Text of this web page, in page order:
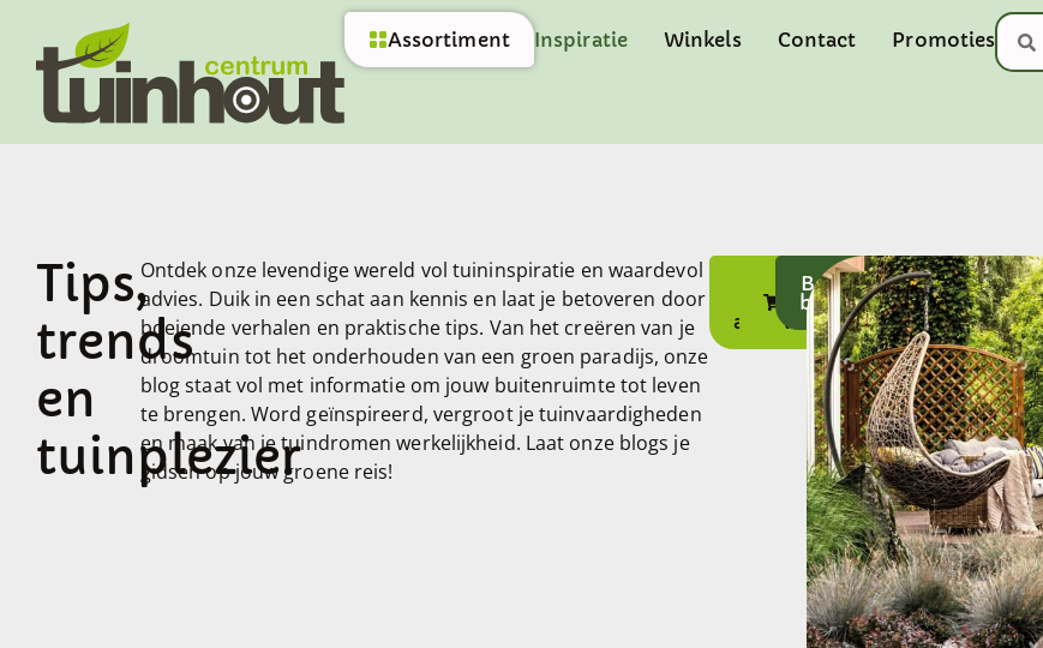
Assortiment Inspiratie Winkels Contact Promoties
Tips,
trends
en
tuinplezier
Ontdek onze levendige wereld vol tuininspiratie en waardevol
advies. Duik in een schat aan kennis en laat je betoveren door
boeiende verhalen en praktische tips. Van het creëren van je
droomtuin tot het onderhouden van een groen paradijs, onze
blog staat vol met informatie om jouw buitenruimte tot leven
te brengen. Word geïnspireerd, vergroot je tuinvaardigheden
en maak van je tuindromen werkelijkheid. Laat onze blogs je
gidsen op jouw groene reis!
onze
artikels
Ga naar
de
webshop
Bekijk de
brochure